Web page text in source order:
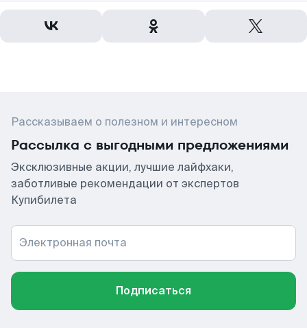
Рассказываем о полезном и интересном
Рассылка с выгодными предложениями
Эксклюзивные акции, лучшие лайфхаки,
заботливые рекомендации от экспертов
Купибилета
Электронная почта
Подписаться